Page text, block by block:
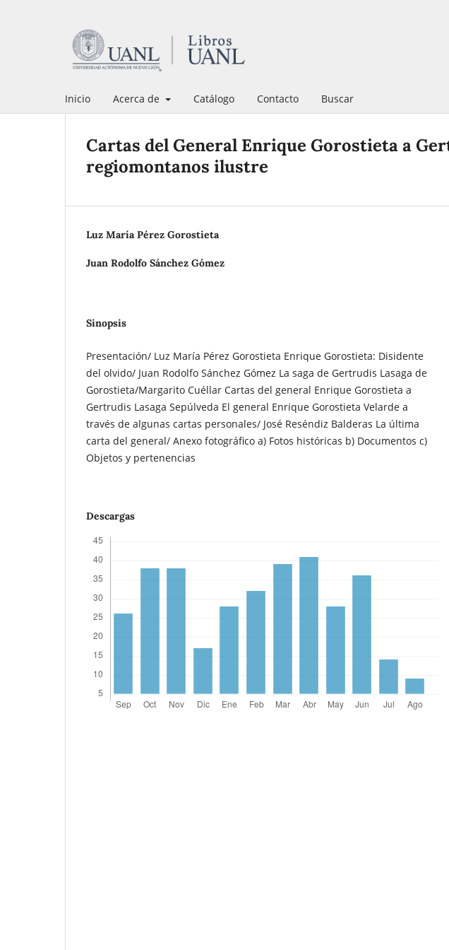
Inicio Acerca de Catálogo Contacto Buscar
Cartas del General Enrique Gorostieta a
regiomontanos ilustre
Luz María Pérez Gorostieta
Juan Rodolfo Sánchez Gómez
Sinopsis
Presentación/ Luz María Pérez Gorostieta Enrique Gorostieta: Disidente
del olvido/ Juan Rodolfo Sánchez Gómez La saga de Gertrudis Lasaga de
Gorostieta/Margarito Cuéllar Cartas del general Enrique Gorostieta a
Gertrudis Lasaga Sepúlveda El general Enrique Gorostieta Velarde a
través de algunas cartas personales/ José Reséndiz Balderas La última
carta del general/ Anexo fotográfico a) Fotos históricas b) Documentos c)
Objetos y pertenencias
Descargas